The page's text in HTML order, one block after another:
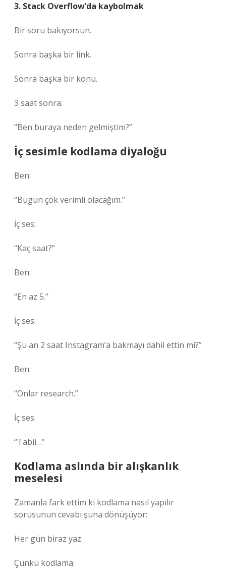
3. Stack Overflow’da kaybolmak
Bir soru bakıyorsun.
Sonra başka bir link.
Sonra başka bir konu.
3 saat sonra:
“Ben buraya neden gelmiştim?”
İç sesimle kodlama diyaloğu
Ben:
“Bugün çok verimli olacağım.”
İç ses:
“Kaç saat?”
Ben:
“En az 5.”
İç ses:
“Şu an 2 saat Instagram’a bakmayı dahil ettin mi?”
Ben:
“Onlar research.”
İç ses:
“Tabii…”
Kodlama aslında bir alışkanlık
meselesi
Zamanla fark ettim ki kodlama nasıl yapılır
sorusunun cevabı şuna dönüşüyor:
Her gün biraz yaz.
Çünkü kodlama: